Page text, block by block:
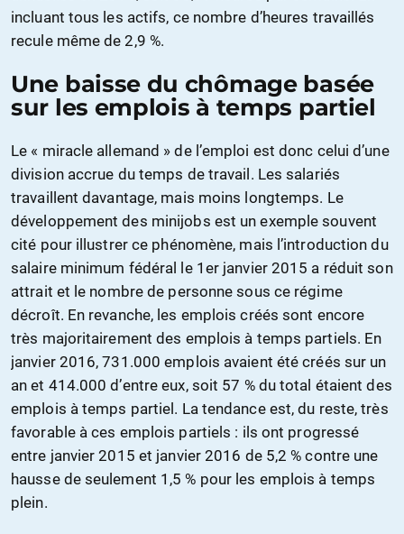
incluant tous les actifs, ce nombre d’heures travaillés
recule même de 2,9 %.
Une baisse du chômage basée
sur les emplois à temps partiel
Le « miracle allemand » de l’emploi est donc celui d’une
division accrue du temps de travail. Les salariés
travaillent davantage, mais moins longtemps. Le
développement des minijobs est un exemple souvent
cité pour illustrer ce phénomène, mais l’introduction du
salaire minimum fédéral le 1er janvier 2015 a réduit son
attrait et le nombre de personne sous ce régime
décroît. En revanche, les emplois créés sont encore
très majoritairement des emplois à temps partiels. En
janvier 2016, 731.000 emplois avaient été créés sur un
an et 414.000 d’entre eux, soit 57 % du total étaient des
emplois à temps partiel. La tendance est, du reste, très
favorable à ces emplois partiels : ils ont progressé
entre janvier 2015 et janvier 2016 de 5,2 % contre une
hausse de seulement 1,5 % pour les emplois à temps
plein.